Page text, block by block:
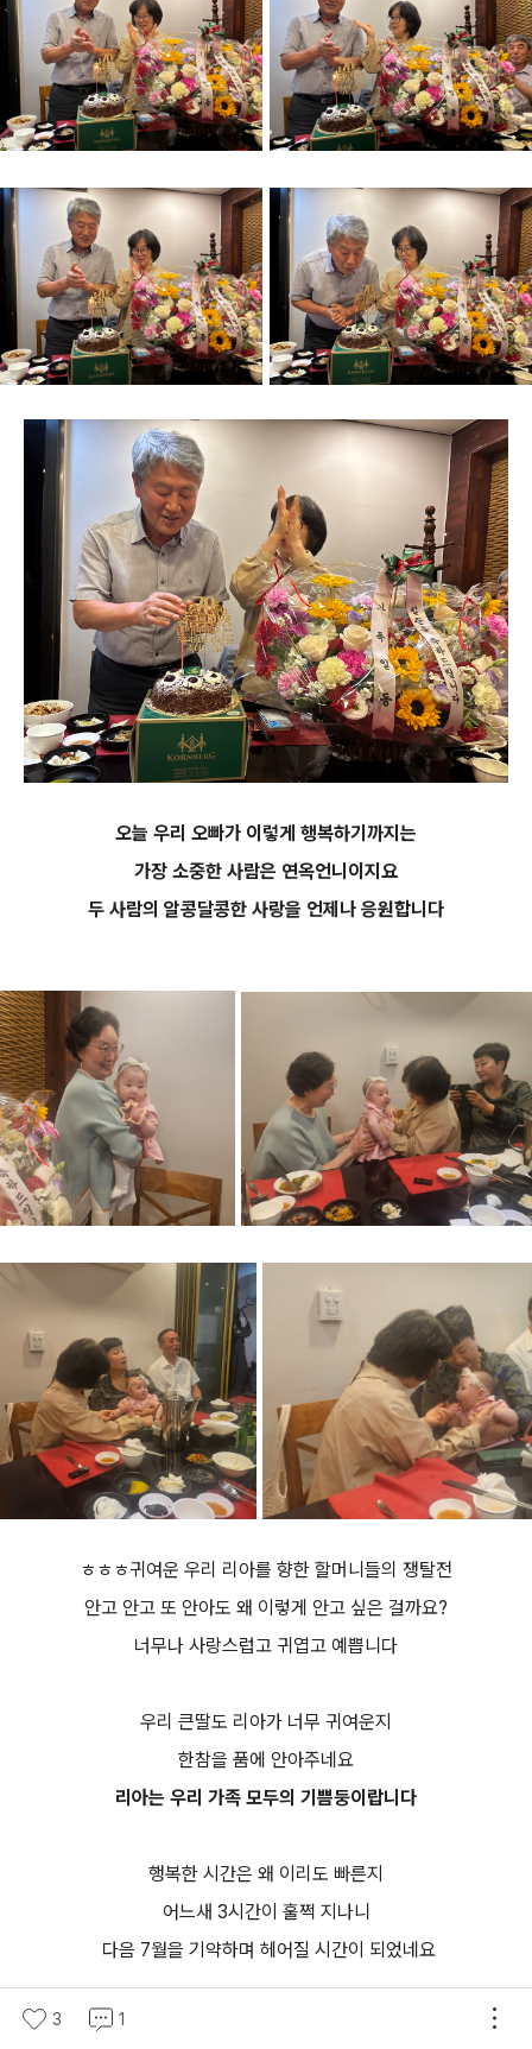
오늘 우리 오빠가 이렇게 행복하기까지는
가장 소중한 사람은 연옥언니이지요
두 사람의 알콩달콩한 사랑을 언제나 응원합니다
ㅎㅎㅎ귀여운 우리 리아를 향한 할머니들의 쟁탈전
안고 안고 또 안아도 왜 이렇게 안고 싶은 걸까요?
너무나 사랑스럽고 귀엽고 예쁩니다
우리 큰딸도 리아가 너무 귀여운지
한참을 품에 안아주네요
리아는 우리 가족 모두의 기쁨둥이랍니다
행복한 시간은 왜 이리도 빠른지
어느새 3시간이 훌쩍 지나니
다음 7월을 기약하며 헤어질 시간이 되었네요
3 1